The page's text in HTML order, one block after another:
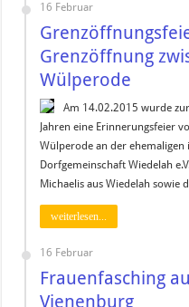
16 Februar
Grenzöffnung
Wülperode
Am 14.02.2015 wurde
Jahren eine Erinnerungsfeier
Wülperode an der ehemaligen
Dorfgemeinschaft Wiedelah
Michaelis aus Wiedelah
weiterlesen...
16 Februar
Frauenfasching
Vienenburg